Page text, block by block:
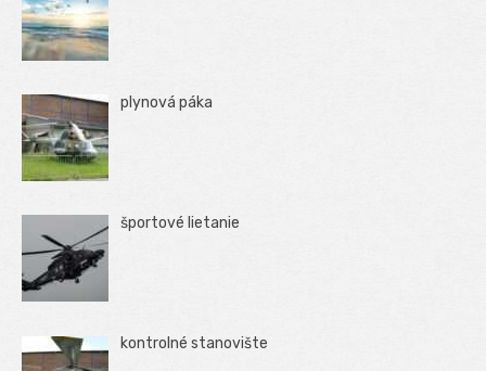
plynová páka
športové lietanie
kontrolné stanovište